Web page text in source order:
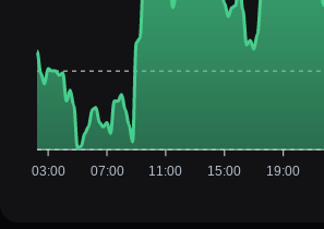
03:00 07:00 11:00 15:00 19:00